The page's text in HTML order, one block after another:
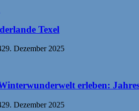
Texel
29. Dezember 2025
erleben:
29. Dezember 2025